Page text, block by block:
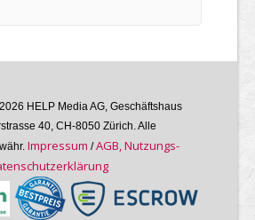
HELP Media AG, Geschäftshaus
40, CH-8050 Zürich. Alle
Im­pres­sum /AGB, Nutzungs­